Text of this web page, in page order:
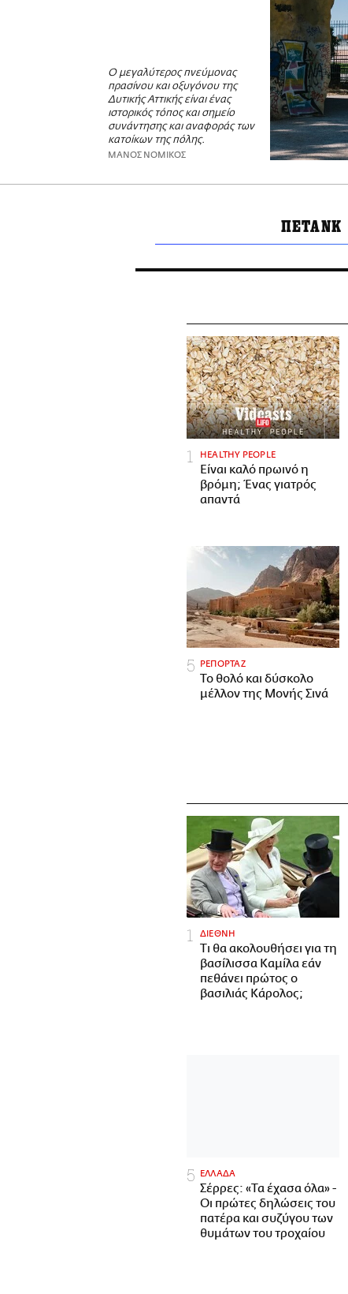
Ο μεγαλύτερος πνεύμονας
πρασίνου και οξυγόνου της
Δυτικής Αττικής είναι ένας
ιστορικός τόπος και σημείο
συνάντησης και αναφοράς των
κατοίκων της πόλης.
ΜΑΝΟΣ ΝΟΜΙΚΟΣ
ΠΕΤΑΝΚ
HEALTHY PEOPLE
Είναι καλό πρωινό η
βρόμη; Ένας γιατρός
απαντά
ΡΕΠΟΡΤΑΖ
Το θολό και δύσκολο
μέλλον της Μονής Σινά
ΔΙΕΘΝΗ
Τι θα ακολουθήσει για τη
βασίλισσα Καμίλα εάν
πεθάνει πρώτος ο
βασιλιάς Κάρολος;
ΕΛΛΑΔΑ
Σέρρες: «Τα έχασα όλα» -
Οι πρώτες δηλώσεις του
πατέρα και συζύγου των
θυμάτων του τροχαίου